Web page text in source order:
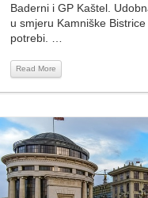
Baderni i GP Kaštel.
u smjeru Kamniške
potrebi. …
Read More
Read